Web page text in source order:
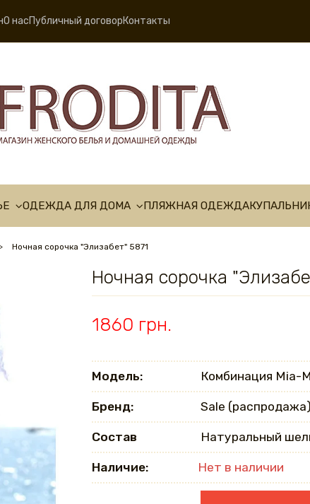
О насПубличный договорКонтакты
ОДЕЖДА ДЛЯ ДОМА ПЛЯЖНАЯ ОДЕЖДА
Ночная сорочка "Элизабет" 5871
Ночная сорочка
1860 грн.
Модель: Комбинация Mia-
Бренд: Sale (распродажа)
Состав Натуральный
Наличие: Нет в наличии